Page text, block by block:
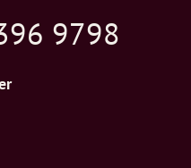
9798